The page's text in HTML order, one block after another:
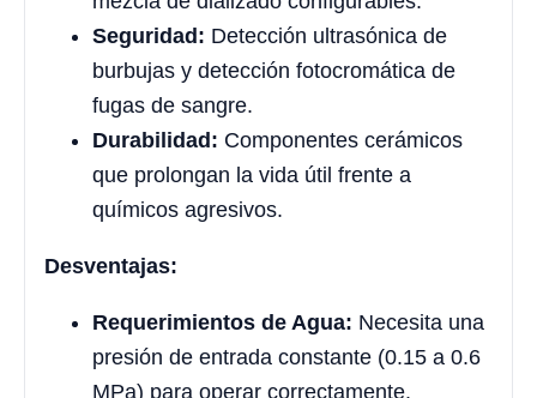
Seguridad: Detección ultrasónica de
burbujas y detección fotocromática de
fugas de sangre.
Durabilidad: Componentes cerámicos
que prolongan la vida útil frente a
químicos agresivos.
Desventajas:
Requerimientos de Agua: Necesita una
presión de entrada constante (0.15 a 0.6
MPa) para operar correctamente.